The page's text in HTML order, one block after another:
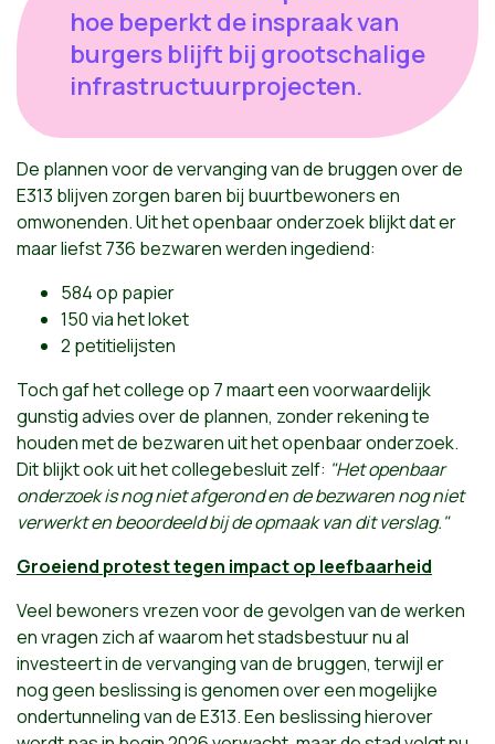
hoe beperkt de inspraak van
burgers blijft bij grootschalige
infrastructuurprojecten.
De plannen voor de vervanging van de bruggen over de
E313 blijven zorgen baren bij buurtbewoners en
omwonenden. Uit het openbaar onderzoek blijkt dat er
maar liefst 736 bezwaren werden ingediend:
584 op papier
150 via het loket
2 petitielijsten
Toch gaf het college op 7 maart een voorwaardelijk
gunstig advies over de plannen, zonder rekening te
houden met de bezwaren uit het openbaar onderzoek.
Dit blijkt ook uit het collegebesluit zelf: "Het openbaar
onderzoek is nog niet afgerond en de bezwaren nog niet
verwerkt en beoordeeld bij de opmaak van dit verslag."
Groeiend protest tegen impact op leefbaarheid
Veel bewoners vrezen voor de gevolgen van de werken
en vragen zich af waarom het stadsbestuur nu al
investeert in de vervanging van de bruggen, terwijl er
nog geen beslissing is genomen over een mogelijke
ondertunneling van de E313. Een beslissing hierover